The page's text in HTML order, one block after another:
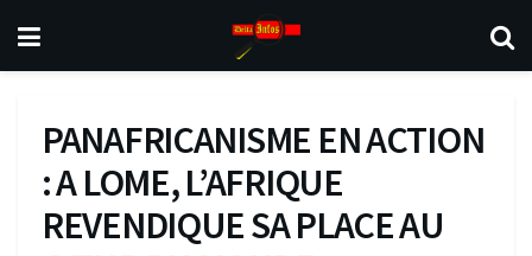
PANAFRICANISME EN ACTION
: A LOME, L’AFRIQUE
REVENDIQUE SA PLACE AU